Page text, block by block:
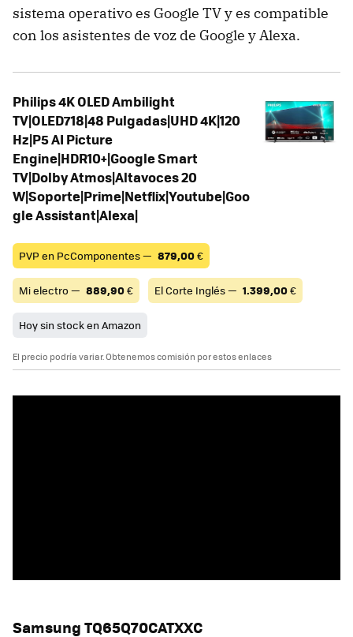
sistema operativo es Google TV y es compatible
con los asistentes de voz de Google y Alexa.
Philips 4K OLED Ambilight
TV|OLED718|48 Pulgadas|UHD 4K|120
Hz|P5 AI Picture
Engine|HDR10+|Google Smart
TV|Dolby Atmos|Altavoces 20
W|Soporte|Prime|Netflix|Youtube|Goo
gle Assistant|Alexa|
PVP en PcComponentes — 879,00€
Mi electro — 889,90€ El Corte Inglés — 1.399,00€
Hoy sin stock en Amazon
El precio podría variar. Obtenemos comisión por estos enlaces
Samsung TQ65Q70CATXXC